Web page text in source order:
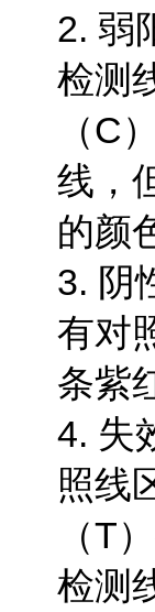
2. 弱
检测
（C
线，
的颜
3. 阴
有对
条紫
4. 失
照线
（T
检测